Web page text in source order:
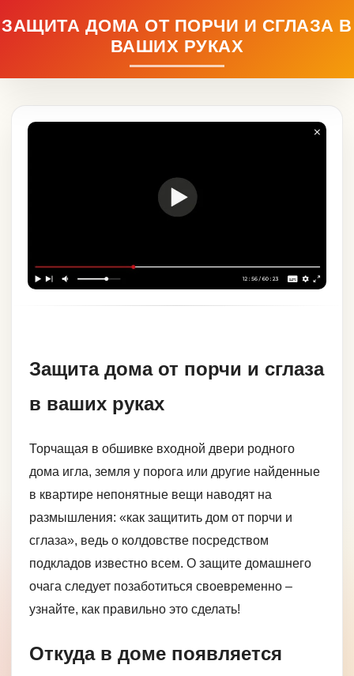
ЗАЩИТА ДОМА ОТ ПОРЧИ И СГЛАЗА В
ВАШИХ РУКАХ
Защита дома от порчи и сглаза
в ваших руках
Торчащая в обшивке входной двери родного
дома игла, земля у порога или другие найденные
в квартире непонятные вещи наводят на
размышления: «как защитить дом от порчи и
сглаза», ведь о колдовстве посредством
подкладов известно всем. О защите домашнего
очага следует позаботиться своевременно –
узнайте, как правильно это сделать!
Откуда в доме появляется